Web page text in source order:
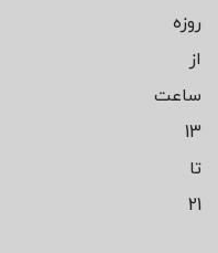
روزه
از
ساعت
13
تا
21